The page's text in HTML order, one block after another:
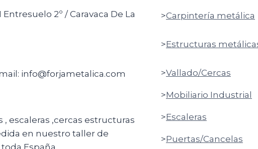
2º / Caravaca De La
info@forjametalica.com
escaleras ,cercas estructuras
en nuestro taller de
España.
>Carpintería metálica
>Estructuras
>Vallado/Cercas
>Mobiliario Industrial
>Escaleras
>Puertas/Cancelas